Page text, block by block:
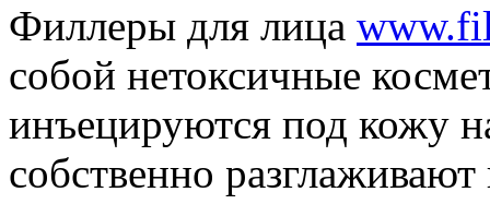
Филлеры для лица
собой нетоксичные
инъецируются под кожу
собственно